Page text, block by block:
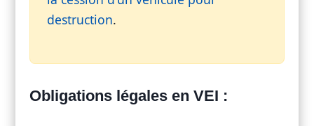
destruction.
Obligations légales en VEI :